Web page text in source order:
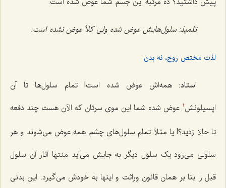
تلمیذ: سلول‌هایش عوض شده ولی کلاً عوض نشده است.
لذت مختص روح، نه بدن
استاد: همه‌اش عوض شده است! تمام سلول‌ها تا آن
اپسیلونش 1 عوض شده شما این موی سرتان که الآن هست چند دفعه
تا حالا زدید؟! یا مثلاً تمام سلول‌های چشم همه عوض می‌شوند و هر
سلولی می‌رود یک سلول دیگر به جایش می‌آید منتها آثار آن سلول
قبل را بنا بر همان قانون وراثت و اینها به خودش می‌گیرد. این بدنی